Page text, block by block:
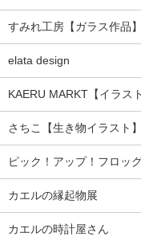
すみれ工房【ガラス作品】
elata design
KAERU MARKT【イラス
さちこ【生き物イラスト】
ピック！アップ！フロッグ
カエルの縁起物展
カエルの時計屋さん